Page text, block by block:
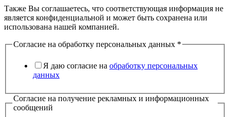
Также Вы соглашаетесь, что соответствующая информация не
является конфиденциальной и может быть сохранена или
использована нашей компанией.
Согласие на обработку персональных данных *
Я даю согласие на обработку персональных
данных
Согласие на получение рекламных и информационных
сообщений